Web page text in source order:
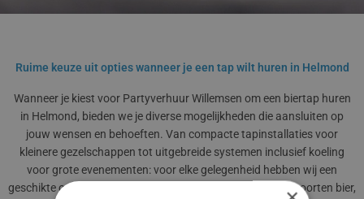
Ruime keuze uit opties wanneer je een tap wilt huren in Helmond
Wanneer je kiest voor Partyverhuur Willemsen om een biertap huren
in Helmond, bieden we jediverse mogelijkheden die aansluiten op
jouw wensen en behoeften. Van compacte tapinstallaties voor
kleinere gezelschappen tot uitgebreide systemen inclusief koeling
voor grote evenementen: voor elke gelegenheid hebben wij een
geschikte oplossing. Onze taps zijn geschikt voor diverse soorten bier,